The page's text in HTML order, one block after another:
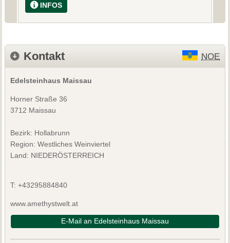
INFOS
Kontakt NOE
Edelsteinhaus Maissau
Horner Straße 36
3712 Maissau
Bezirk: Hollabrunn
Region: Westliches Weinviertel
Land: NIEDERÖSTERREICH
T: +43295884840
www.amethystwelt.at
E-Mail an Edelsteinhaus Maissau